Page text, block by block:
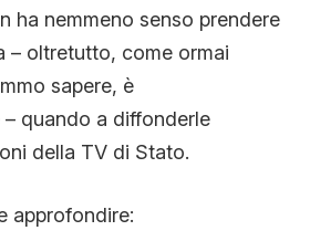
ha nemmeno senso prendere
– oltretutto, come ormai
sapere, è
quando a diffonderle
della TV di Stato.
approfondire: